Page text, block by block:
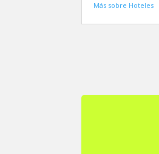
Más sobre Hoteles